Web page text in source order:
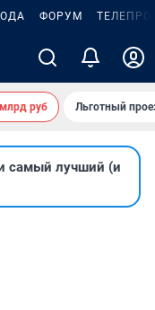
ФОРУМ
руб Льготный
самый лучший (и